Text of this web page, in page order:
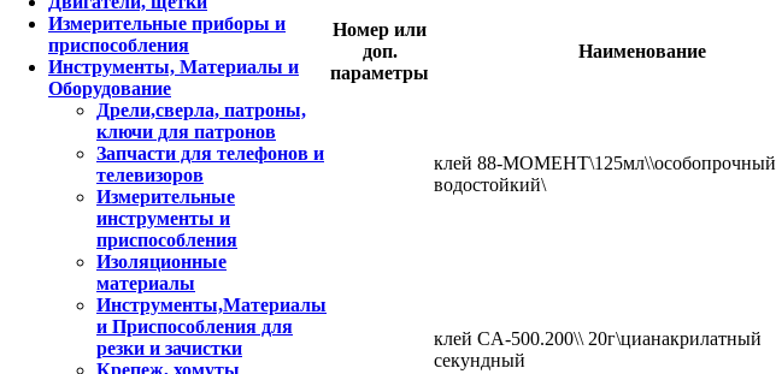
Измерительные приборы и
приспособления
Инструменты, Материалы и
Оборудование
Дрели,сверла, патроны,
ключи для патронов
Запчасти для телефонов и
телевизоров
Измерительные
инструменты и
приспособления
Изоляционные
материалы
Инструменты,Материалы
и Приспособления для
резки и зачистки
Крепеж, хомуты
Номер или
доп.
параметры
Наименование
клей 88-МОМЕНТ\125мл\\особопрочный
водостойкий\
клей CA-500.200\\ 20г\цианакрилатный
секундный